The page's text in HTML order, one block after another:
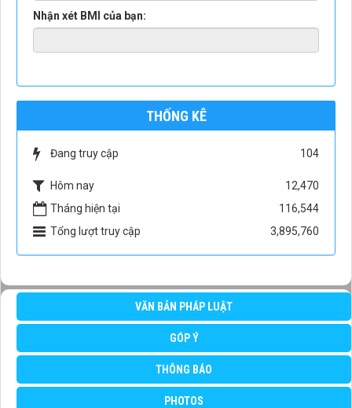
Nhận xét BMI của bạn:
THỐNG KÊ
Đang truy cập 104
Hôm nay
12,470
Tháng hiện tại
116,544
Tổng lượt truy cập
3,895,760
VĂN BẢN PHÁP LUẬT
GÓP Ý
THÔNG BÁO
PHOTOS